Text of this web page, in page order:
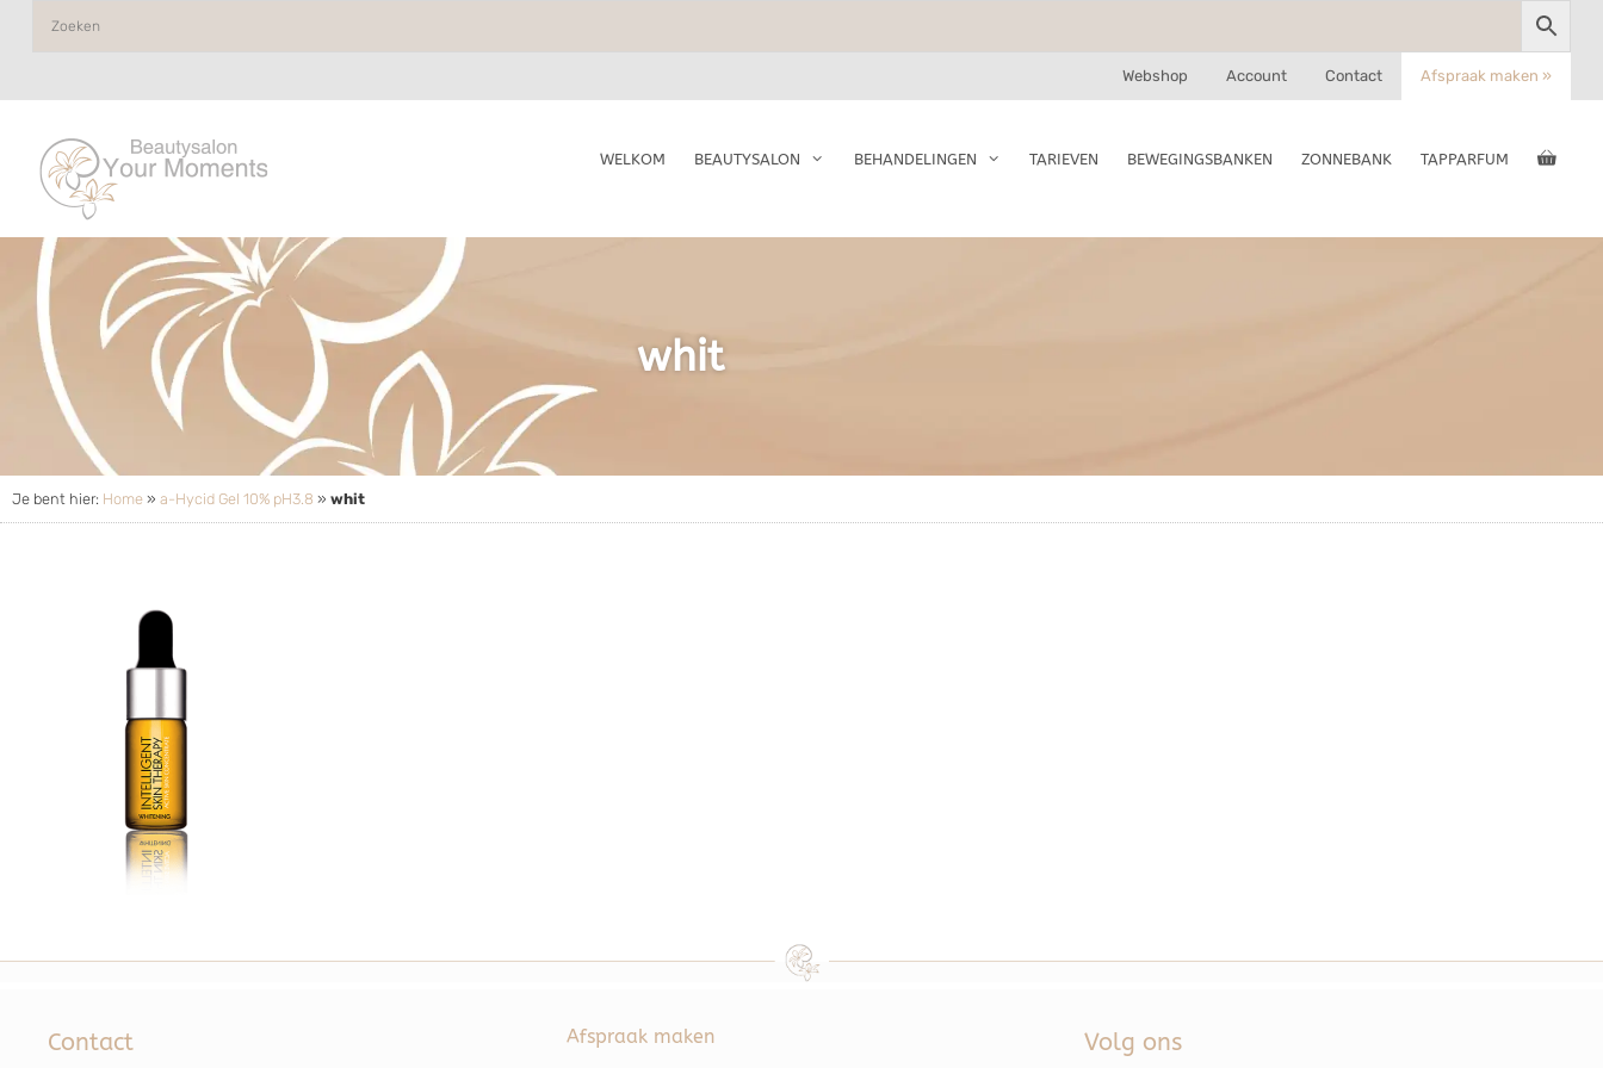
Webshop Account Contact Afspraak maken »
WELKOM BEAUTYSALON BEHANDELINGEN TARIEVEN BEWEGINGSBANKEN ZONNEBANK TAPPARFUM
whit
Je bent hier: Home » a-Hycid Gel 10% pH3.8 » whit
Contact Afspraak maken Volg ons